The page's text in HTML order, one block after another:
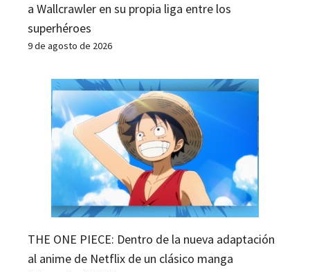
a Wallcrawler en su propia liga entre los
superhéroes
9 de agosto de 2026
THE ONE PIECE: Dentro de la nueva adaptación
al anime de Netflix de un clásico manga